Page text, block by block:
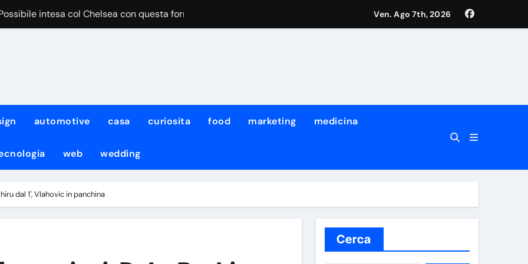
intesa col Chelsea con questa formula”
pensa al cambio modulo per lui
di Meta ha attaccato i sistemi di un’altra azienda: non è la prima volta che succede
fermato dal diluvio, lavoro atletico con KDB e Neres!
il Napoli non ci sarà il neo-acquisto Meichtry
Ven. Ago 7th, 2026
automotive casa curiosita food marketing medicina
web wedding
dal 1′, Vlahovic in panchina
Cerca